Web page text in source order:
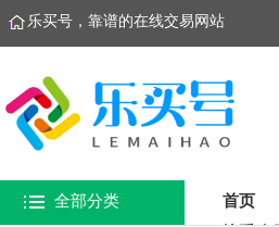
乐买号，靠谱的在线交易网站
全部分类 首页